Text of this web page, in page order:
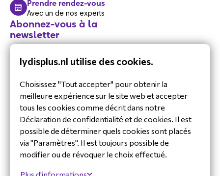
Prendre rendez-vous
Avec un de nos experts
Abonnez-vous à la
newsletter
Restez informé de nos dernières
actualités.
30 ans d'expérience dans l'industrie
lydisplus.nl utilise des cookies.
Choisissez "Tout accepter" pour obtenir la
meilleure expérience sur le site web et accepter
tous les cookies comme décrit dans notre
Déclaration de confidentialité et de cookies. Il est
possible de déterminer quels cookies sont placés
via "Paramètres". Il est toujours possible de
modifier ou de révoquer le choix effectué.
Plus d'informations